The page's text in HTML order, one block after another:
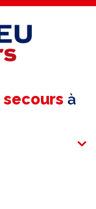
secours à